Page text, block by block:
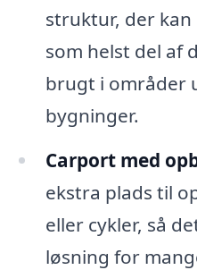
struktur, der kan
som helst del af
brugt i områder
bygninger.
Carport med
ekstra plads til
eller cykler, så
løsning for